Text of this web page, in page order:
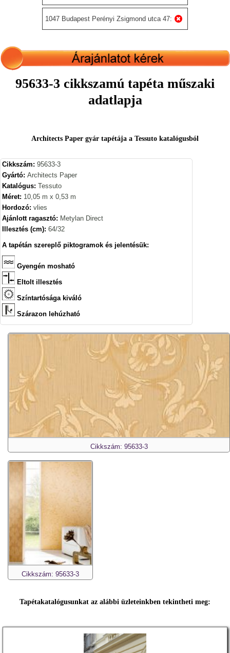
1047 Budapest Perényi Zsigmond utca 47:
95633-3 cikkszamú tapéta műszaki
adatlapja
Architects Paper gyár tapétája a Tessuto katalógusból
Cikkszám: 95633-3
Gyártó: Architects Paper
Katalógus: Tessuto
Méret: 10,05 m x 0,53 m
Hordozó: vlies
Ajánlott ragasztó: Metylan Direct
Illesztés (cm): 64/32
A tapétán szereplő piktogramok és jelentésük:
Gyengén mosható
Eltolt illesztés
Színtartósága kiváló
Szárazon lehúzható
Cikkszám: 95633-3
Cikkszám: 95633-3
Tapétakatalógusunkat az alábbi üzleteinkben tekintheti meg: